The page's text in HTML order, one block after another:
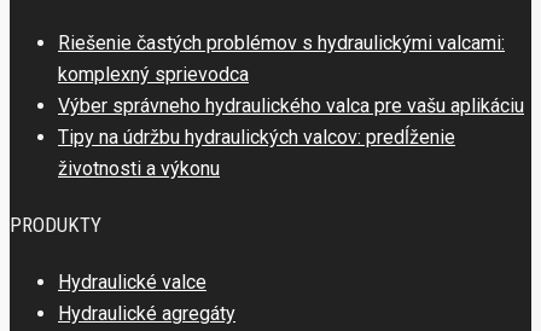
Riešenie častých problémov s hydraulickými valcami:
komplexný sprievodca
Výber správneho hydraulického valca pre vašu aplikáciu
Tipy na údržbu hydraulických valcov: predĺženie
životnosti a výkonu
PRODUKTY
Hydraulické valce
Hydraulické agregáty